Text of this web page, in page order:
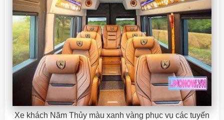
Xe khách Năm Thủy màu xanh vàng phục vụ các tuyến